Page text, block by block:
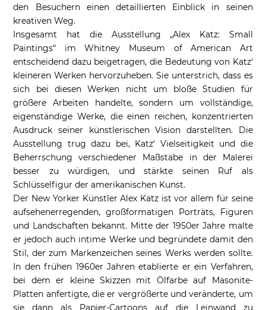
den Besuchern einen detaillierten Einblick in seinen
kreativen Weg.
Insgesamt hat die Ausstellung „Alex Katz: Small
Paintings“ im Whitney Museum of American Art
entscheidend dazu beigetragen, die Bedeutung von Katz‘
kleineren Werken hervorzuheben. Sie unterstrich, dass es
sich bei diesen Werken nicht um bloße Studien für
größere Arbeiten handelte, sondern um vollständige,
eigenständige Werke, die einen reichen, konzentrierten
Ausdruck seiner künstlerischen Vision darstellten. Die
Ausstellung trug dazu bei, Katz‘ Vielseitigkeit und die
Beherrschung verschiedener Maßstäbe in der Malerei
besser zu würdigen, und stärkte seinen Ruf als
Schlüsselfigur der amerikanischen Kunst.
Der New Yorker Künstler Alex Katz ist vor allem für seine
aufsehenerregenden, großformatigen Porträts, Figuren
und Landschaften bekannt. Mitte der 1950er Jahre malte
er jedoch auch intime Werke und begründete damit den
Stil, der zum Markenzeichen seines Werks werden sollte.
In den frühen 1960er Jahren etablierte er ein Verfahren,
bei dem er kleine Skizzen mit Ölfarbe auf Masonite-
Platten anfertigte, die er vergrößerte und veränderte, um